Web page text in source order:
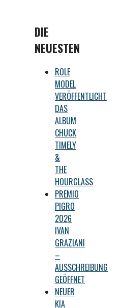
DIE
NEUESTEN
ROLE
MODEL
VERÖFFENTLICHT
DAS
ALBUM
CHUCK
TIMELY
&
THE
HOURGLASS
PREMIO
PIGRO
2026
IVAN
GRAZIANI
–
AUSSCHREIBUNG
GEÖFFNET
NEUER
KIA